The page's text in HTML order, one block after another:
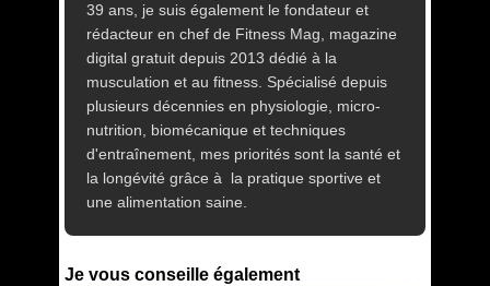
39 ans, je suis également le fondateur et
rédacteur en chef de Fitness Mag, magazine
digital gratuit depuis 2013 dédié à la
musculation et au fitness. Spécialisé depuis
plusieurs décennies en physiologie, micro-
nutrition, biomécanique et techniques
d'entraînement, mes priorités sont la santé et
la longévité grâce à la pratique sportive et
une alimentation saine.
Je vous conseille également